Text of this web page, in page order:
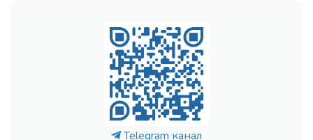
Telegram канал